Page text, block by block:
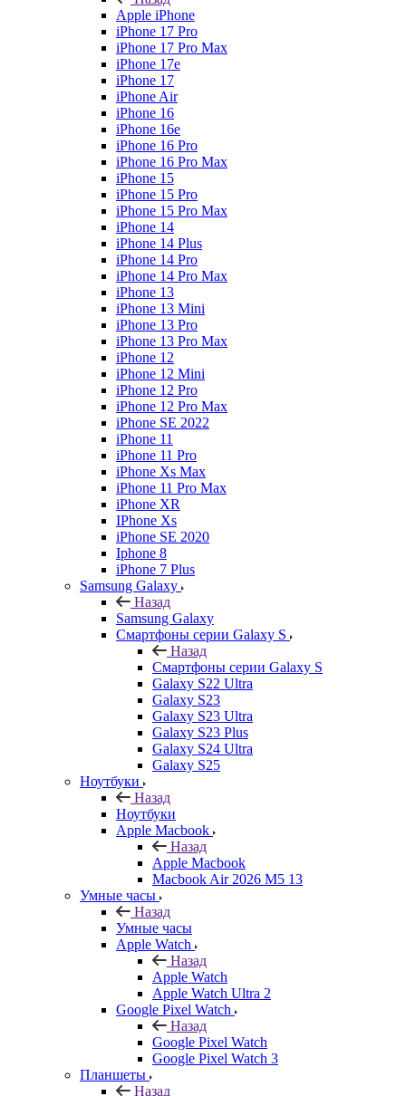
Apple iPhone
iPhone 17 Pro
iPhone 17 Pro Max
iPhone 17e
iPhone 17
iPhone Air
iPhone 16
iPhone 16e
iPhone 16 Pro
iPhone 16 Pro Max
iPhone 15
iPhone 15 Pro
iPhone 15 Pro Max
iPhone 14
iPhone 14 Plus
iPhone 14 Pro
iPhone 14 Pro Max
iPhone 13
iPhone 13 Mini
iPhone 13 Pro
iPhone 13 Pro Max
iPhone 12
iPhone 12 Mini
iPhone 12 Pro
iPhone 12 Pro Max
iPhone SE 2022
iPhone 11
iPhone 11 Pro
iPhone Xs Max
iPhone 11 Pro Max
iPhone XR
IPhone Xs
iPhone SE 2020
Iphone 8
iPhone 7 Plus
Samsung Galaxy
Назад
Samsung Galaxy
Смартфоны серии Galaxy S
Назад
Смартфоны серии Galaxy S
Galaxy S22 Ultra
Galaxy S23
Galaxy S23 Ultra
Galaxy S23 Plus
Galaxy S24 Ultra
Galaxy S25
Ноутбуки
Назад
Ноутбуки
Apple Macbook
Назад
Apple Macbook
Macbook Air 2026 M5 13
Умные часы
Назад
Умные часы
Apple Watch
Назад
Apple Watch
Apple Watch Ultra 2
Google Pixel Watch
Назад
Google Pixel Watch
Google Pixel Watch 3
Планшеты
Назад